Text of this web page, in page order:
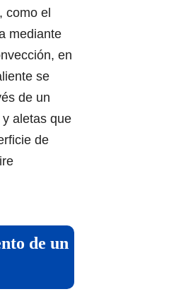
como el
mediante
en
se
de un
aletas que
de
de un